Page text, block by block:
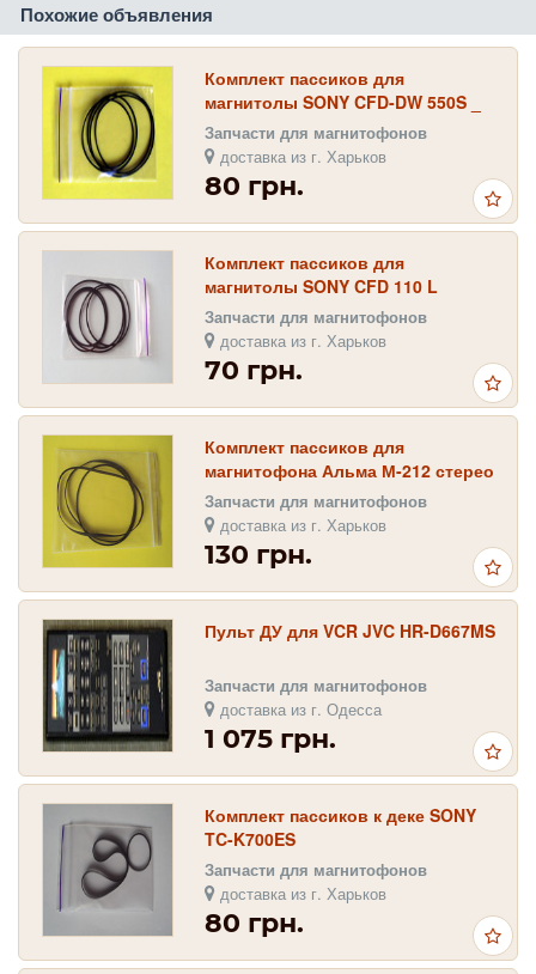
Похожие объявления
Комплект пассиков для
магнитолы SONY CFD-DW 550S _
SONY CFD-DW 560S
Запчасти для магнитофонов
доставка из г. Харьков
80 грн.
Комплект пассиков для
магнитолы SONY CFD 110 L
Запчасти для магнитофонов
доставка из г. Харьков
70 грн.
Комплект пассиков для
магнитофона Альма М-212 стерео
( Вильма 212 Стерео )
Запчасти для магнитофонов
доставка из г. Харьков
130 грн.
Пульт ДУ для VCR JVC HR-D667MS
Запчасти для магнитофонов
доставка из г. Одесса
1 075 грн.
Комплект пассиков к деке SONY
TC-K700ES
Запчасти для магнитофонов
доставка из г. Харьков
80 грн.